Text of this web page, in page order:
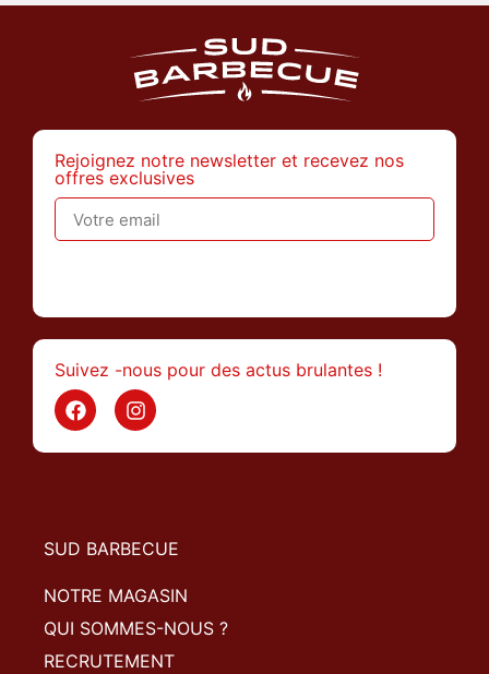
Rejoignez notre newsletter et recevez nos
offres exclusives
Suivez -nous pour des actus brulantes !
SUD BARBECUE
NOTRE MAGASIN
QUI SOMMES-NOUS ?
RECRUTEMENT